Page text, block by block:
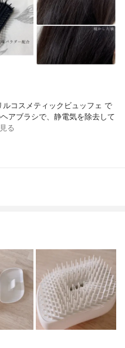
コスメティックビュッフェ で
アブラシで、静電気を除去して
る